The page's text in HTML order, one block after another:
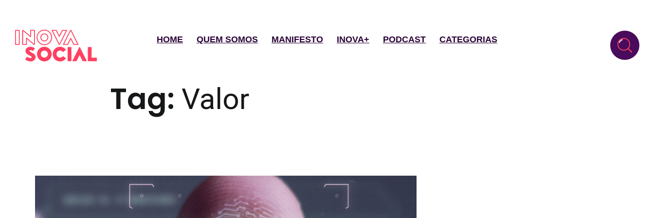
HOME QUEM SOMOS MANIFESTO INOVA+ PODCAST CATEGORIAS
Tag: Valor